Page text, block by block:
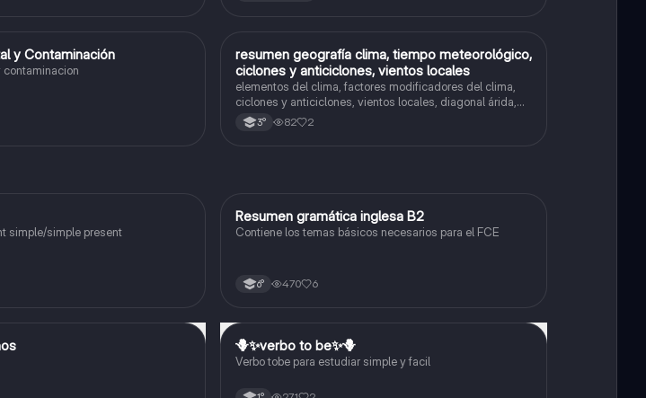
y Contaminación Biología
resumen geografía clima, tiempo meteorológico,
ciclones y anticiclones, vientos locales
elementos del clima, factores modificadores del clima,
ciclones y anticiclones, vientos locales, diagonal árida,
fenómenos meteorológicos,
meteorología,climatología,servicio meteorologico
3° 82 2
simple/simple present
Inglés
Resumen gramática inglesa B2
Contiene los temas básicos necesarios para el FCE
6° 470 6
Inglés
🪻✨️verbo to be✨️🪻
Verbo tobe para estudiar simple y facil